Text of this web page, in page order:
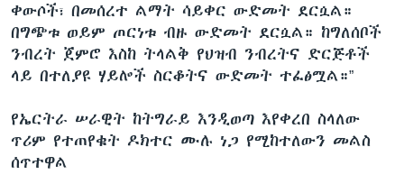
ቀውሶች፣ በመሰረተ ልማት ሳይቀር ውድመት ደርሷል።
በግጭቱ ወይም ጦርነቱ ብዙ ውድመት ደርሷል። ከግለሰቦች
ንብረት ጀምሮ እስከ ትላልቅ የህዝብ ንብረትና ድርጅቶች
ላይ በተለያዩ ሃይሎች ስርቆትና ውድመት ተፈፅሟል።”
የኤርትራ ሠራዊት ከትግራይ እንዲወጣ እየቀረበ ስላለው
ጥሪም የተጠየቁት ዶክተር ሙሉ ነጋ የሚከተለውን መልስ
ሰጥተዋል